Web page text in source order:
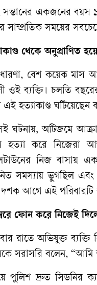
সন্তানের একজনের বয়স
সাম্প্রতিক সময়ের
থেকে অনুপ্রাণিত হয়ে
ধারণা, বেশ কয়েক মাস
ওই ব্যক্তি। চলতি
এই হত্যাকাণ্ড ঘটিয়েছেন
ঘটনায়,অটিজমে
হত্যা করে নিজেরা
নিজ বাসায়
সমস্যায় ভুগছিল এবং
দশক আগে এই পরিবারটি
ফোন করে নিজেই
রাতে অভিযুক্ত ব্যক্তি
সরাসরি বলেন, “আমি
পুলিশ দ্রুত সিডনির